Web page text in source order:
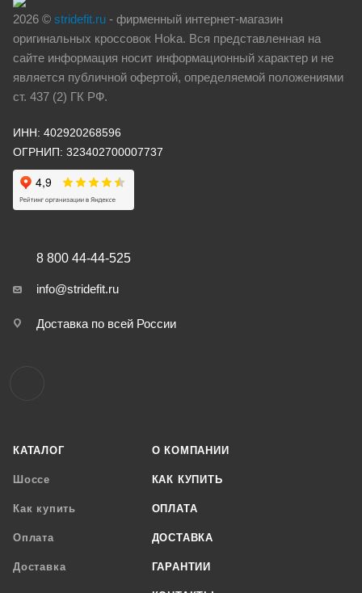
2026 © stridefit.ru - фирменный интернет-магазин
оригинальных кроссовок Hoka. Вся представленная на
сайте информация носит информационный характер и не
является публичной офертой, определяемой положениями
ст. 437 (2) ГК РФ.
ИНН: 402920268596
ОГРНИП: 323402700007737
КАТАЛОГ
Шоссе
Как купить
Оплата
Доставка
О КОМПАНИИ
КАК КУПИТЬ
ОПЛАТА
ДОСТАВКА
ГАРАНТИИ
8 800 44-44-525
info@stridefit.ru
Доставка по всей России